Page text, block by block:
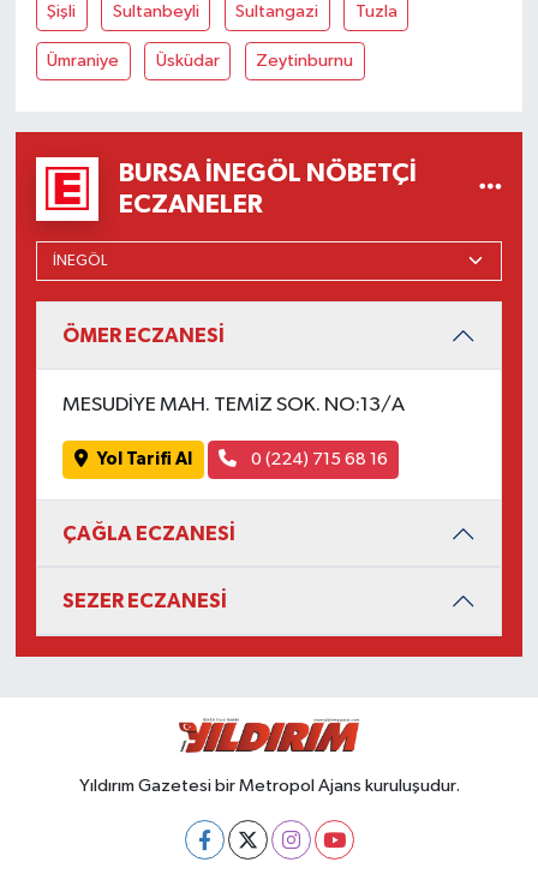
Şişli Sultanbeyli Sultangazi Tuzla
Ümraniye Üsküdar Zeytinburnu
BURSA İNEGÖL NÖBETÇI
ECZANELER
ÖMER ECZANESİ
MESUDİYE MAH. TEMİZ SOK. NO:13/A
Yol Tarifi Al 0 (224) 715 68 16
ÇAĞLA ECZANESİ
SEZER ECZANESİ
Yıldırım Gazetesi bir Metropol Ajans kuruluşudur.